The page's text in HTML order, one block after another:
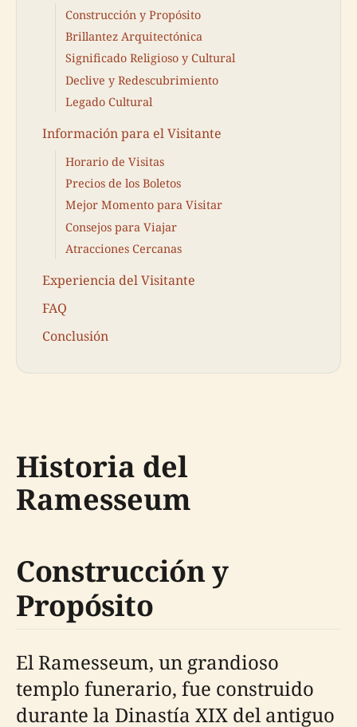
Construcción y Propósito
Brillantez Arquitectónica
Significado Religioso y Cultural
Declive y Redescubrimiento
Legado Cultural
Información para el Visitante
Horario de Visitas
Precios de los Boletos
Mejor Momento para Visitar
Consejos para Viajar
Atracciones Cercanas
Experiencia del Visitante
FAQ
Conclusión
Historia del
Ramesseum
Construcción y
Propósito
El Ramesseum, un grandioso
templo funerario, fue construido
durante la Dinastía XIX del antiguo